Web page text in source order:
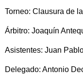
Torneo: Clausura de
Árbitro: Joaquín
Asistentes: Juan
Delegado: Antonio